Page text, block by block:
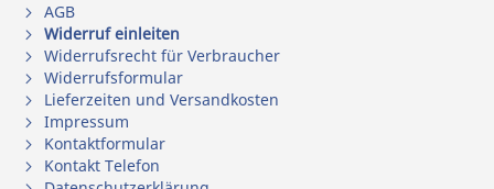
AGB
Widerruf einleiten
Widerrufsrecht für Verbraucher
Widerrufsformular
Lieferzeiten und Versandkosten
Impressum
Kontaktformular
Kontakt Telefon